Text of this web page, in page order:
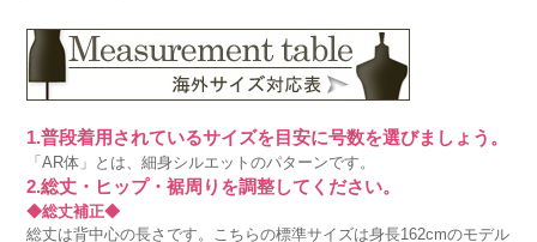
1.普段着用されているサイズを目安に号数を選びましょう。
「AR体」とは、細身シルエットのパターンです。
2.総丈・ヒップ・裾周りを調整してください。
◆総丈補正◆
総丈は背中心の長さです。こちらの標準サイズは身長162cmのモデル